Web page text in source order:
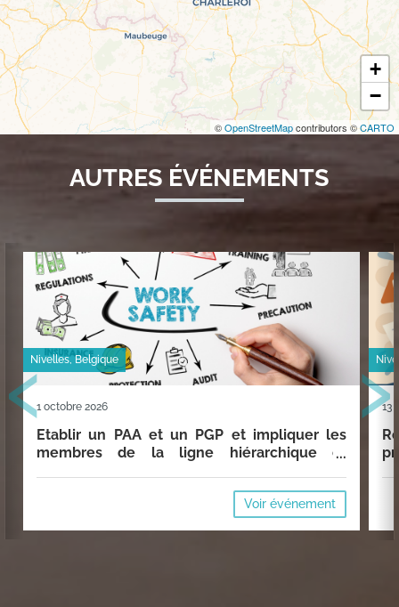
+
−
©OpenStreetMapcontributors ©CARTO
AUTRES ÉVÉNEMENTS
Nivelles, Belgique
1 octobre 2026
Etablir un PAA et un PGP et impliquer les
membres de la ligne hiérarchique et
Voir événement
13
‹ ›